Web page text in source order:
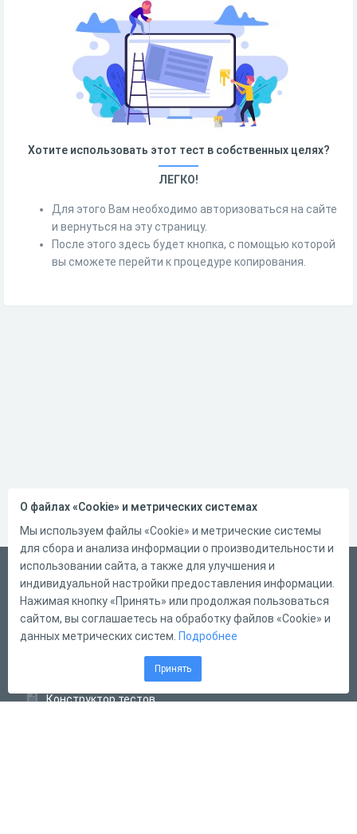
Хотите использовать этот тест в собственных целях?
ЛЕГКО!
Для этого Вам необходимо авторизоваться на сайте
и вернуться на эту страницу.
После этого здесь будет кнопка, с помощью которой
вы сможете перейти к процедуре копирования.
Русский
Справка
Форма обратной связи
Конструктор тестов
О файлах «Cookie» и метрических системах
Мы используем файлы «Cookie» и метрические системы
для сбора и анализа информации о производительности и
использовании сайта, а также для улучшения и
индивидуальной настройки предоставления информации.
Нажимая кнопку «Принять» или продолжая пользоваться
сайтом, вы соглашаетесь на обработку файлов «Cookie» и
данных метрических систем. Подробнее
Принять